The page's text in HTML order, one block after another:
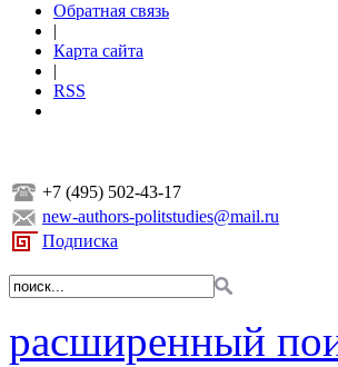
Обратная связь
|
Карта сайта
|
RSS
+7 (495) 502-43-17
new-authors-politstudies@mail.ru
Подписка
расширенный